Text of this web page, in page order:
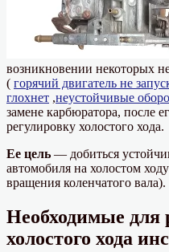
возникновении некоторых
( горячий двигатель не
глохнет ,неустойчивые
замене карбюратора, после
регулировку холостого хода.
Ее цель — добиться
автомобиля на холостом
вращения коленчатого вала).
Необходимые для
холостого хода